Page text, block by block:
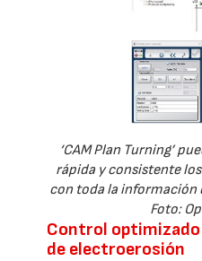
‘CAM Plan Turning’
rápida y consistente
con toda la información
Foto:
Control
de electroerosión